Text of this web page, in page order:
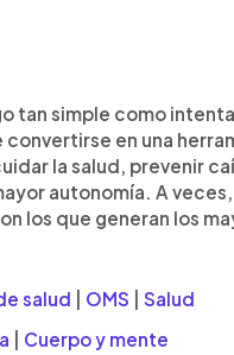
tan simple como
en una
la salud, prevenir
autonomía. A
los que generan los
salud OMS Salud
Cuerpo y mente